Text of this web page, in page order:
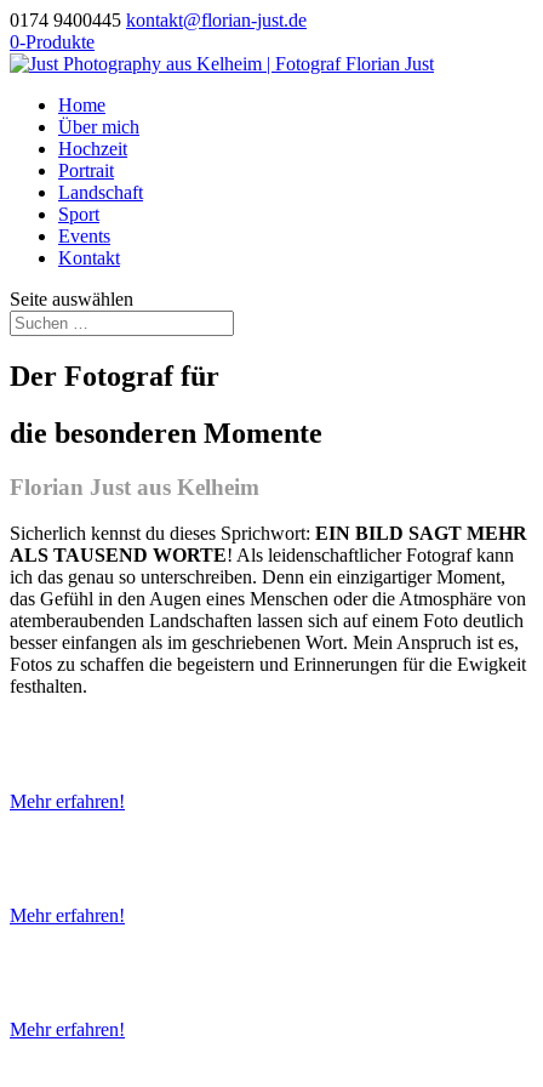
0174 9400445 kontakt@florian-just.de
0-Produkte
Home
Über mich
Hochzeit
Portrait
Landschaft
Sport
Events
Kontakt
Seite auswählen
Der Fotograf für
die besonderen Momente
Florian Just aus Kelheim
Sicherlich kennst du dieses Sprichwort: EIN BILD SAGT MEHR
ALS TAUSEND WORTE! Als leidenschaftlicher Fotograf kann
ich das genau so unterschreiben. Denn ein einzigartiger Moment,
das Gefühl in den Augen eines Menschen oder die Atmosphäre von
atemberaubenden Landschaften lassen sich auf einem Foto deutlich
besser einfangen als im geschriebenen Wort. Mein Anspruch ist es,
Fotos zu schaffen die begeistern und Erinnerungen für die Ewigkeit
festhalten.
Mehr erfahren!
Mehr erfahren!
Mehr erfahren!